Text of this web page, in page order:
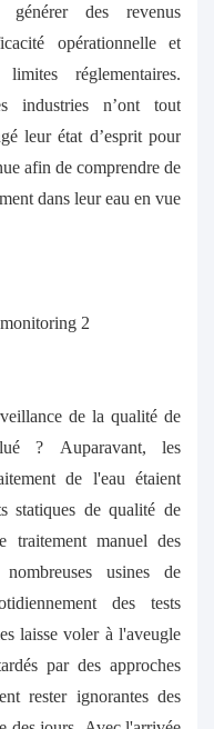
des revenus
opérationnelle et
réglementaires.
industries n’ont tout
leur état d’esprit pour
afin de comprendre de
dans leur eau en vue
de la qualité de
? Auparavant, les
de l'eau étaient
statiques de qualité de
manuel des
usines de
des tests
laisse voler à l'aveugle
par des approches
rester ignorantes des